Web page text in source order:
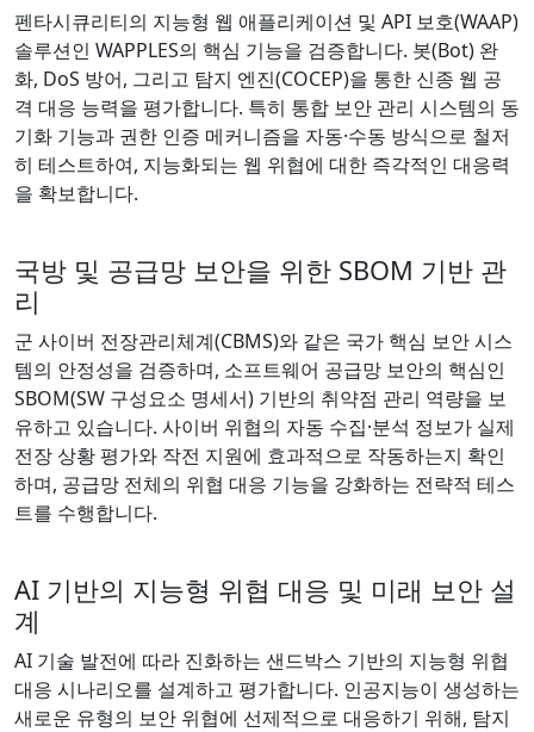
펜타시큐리티의 지능형 웹 애플리케이션 및 API 보호(WAAP)
솔루션인 WAPPLES의 핵심 기능을 검증합니다. 봇(Bot) 완
화, DoS 방어, 그리고 탐지 엔진(COCEP)을 통한 신종 웹 공
격 대응 능력을 평가합니다. 특히 통합 보안 관리 시스템의 동
기화 기능과 권한 인증 메커니즘을 자동·수동 방식으로 철저
히 테스트하여, 지능화되는 웹 위협에 대한 즉각적인 대응력
을 확보합니다.
국방 및 공급망 보안을 위한 SBOM 기반 관
리
군 사이버 전장관리체계(CBMS)와 같은 국가 핵심 보안 시스
템의 안정성을 검증하며, 소프트웨어 공급망 보안의 핵심인
SBOM(SW 구성요소 명세서) 기반의 취약점 관리 역량을 보
유하고 있습니다. 사이버 위협의 자동 수집·분석 정보가 실제
전장 상황 평가와 작전 지원에 효과적으로 작동하는지 확인
하며, 공급망 전체의 위협 대응 기능을 강화하는 전략적 테스
트를 수행합니다.
AI 기반의 지능형 위협 대응 및 미래 보안 설
계
AI 기술 발전에 따라 진화하는 샌드박스 기반의 지능형 위협
대응 시나리오를 설계하고 평가합니다. 인공지능이 생성하는
새로운 유형의 보안 위협에 선제적으로 대응하기 위해, 탐지